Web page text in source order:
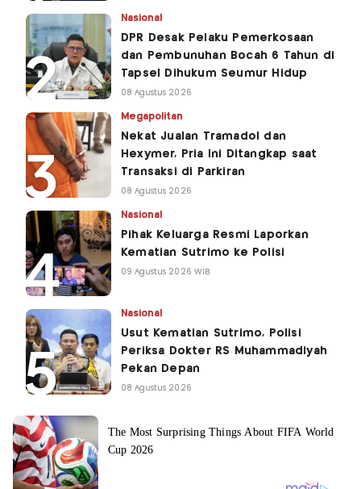
Nasional
DPR Desak Pelaku Pemerkosaan
dan Pembunuhan Bocah 6 Tahun di
Tapsel Dihukum Seumur Hidup
08 Agustus 2026
Megapolitan
Nekat Jualan Tramadol dan
Hexymer, Pria Ini Ditangkap saat
Transaksi di Parkiran
08 Agustus 2026
Nasional
Pihak Keluarga Resmi Laporkan
Kematian Sutrimo ke Polisi
09 Agustus 2026 WIB
Nasional
Usut Kematian Sutrimo, Polisi
Periksa Dokter RS Muhammadiyah
Pekan Depan
08 Agustus 2026